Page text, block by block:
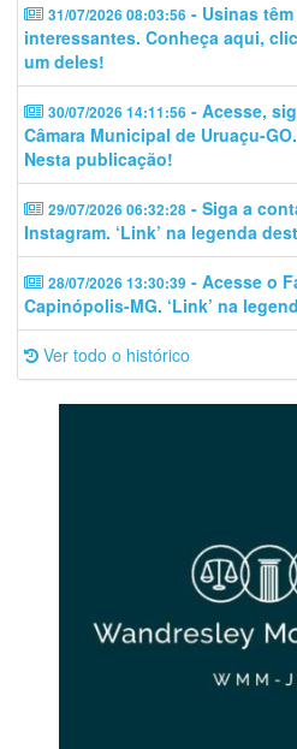
31/07/2026 08:03:56 - Usinas
interessantes. Conheça aqui,
um deles!
30/07/2026 14:11:56 - Acesse,
Câmara Municipal de Uruaçu-
Nesta publicação!
29/07/2026 06:32:28 - Siga a
Instagram. ‘Link’ na legenda
28/07/2026 13:30:39 - Acesse o
Capinópolis-MG. ‘Link’ na
Ver todo o histórico